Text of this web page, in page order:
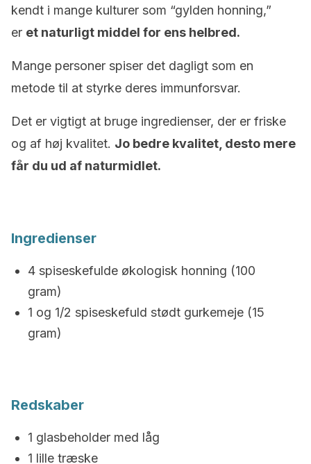
kendt i mange kulturer som “gylden honning,”
er et naturligt middel for ens helbred.
Mange personer spiser det dagligt som en
metode til at styrke deres immunforsvar.
Det er vigtigt at bruge ingredienser, der er friske
og af høj kvalitet. Jo bedre kvalitet, desto mere
får du ud af naturmidlet.
Ingredienser
4 spiseskefulde økologisk honning (100
gram)
1 og 1/2 spiseskefuld stødt gurkemeje (15
gram)
Redskaber
1 glasbeholder med låg
1 lille træske